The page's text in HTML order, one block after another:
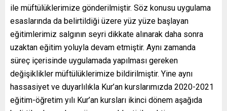
ile müftülüklerimize gönderilmiştir. Söz konusu uygulama
esaslarında da belirtildiği üzere yüz yüze başlayan
eğitimlerimiz salgının seyri dikkate alınarak daha sonra
uzaktan eğitim yoluyla devam etmiştir. Aynı zamanda
süreç içerisinde uygulamada yapılması gereken
değişiklikler müftülüklerimize bildirilmiştir. Yine aynı
hassasiyet ve duyarlılıkla Kur’an kurslarımızda 2020-2021
eğitim-öğretim yılı Kur’an kursları ikinci dönem aşağıda